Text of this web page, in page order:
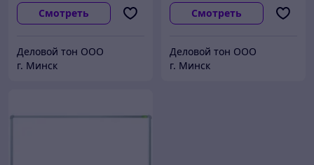
Смотреть
Деловой тон ООО
г. Минск
Смотреть
Деловой тон ООО
г. Минск